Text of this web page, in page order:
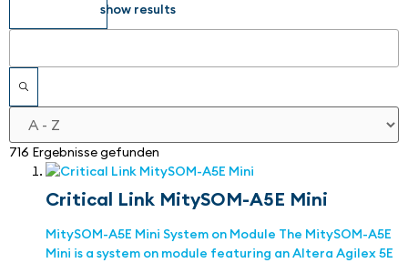
show results
716 Ergebnisse gefunden
Critical Link MitySOM-A5E Mini
MitySOM-A5E Mini System on Module The MitySOM-A5E
Mini is a system on module featuring an Altera Agilex 5E